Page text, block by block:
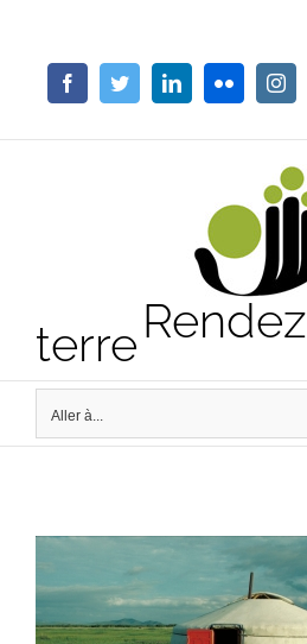
contenuFacebookTwitterLinkedInFlickr
terre
Aller à...